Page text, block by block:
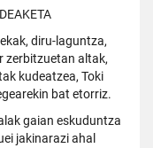
diru-laguntza,
zerbitzuetan altak,
kudeatzea, Toki
bat etorriz.
gaian eskuduntza
jakinarazi ahal